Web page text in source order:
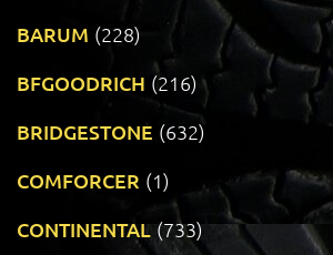
BARUM (228)
BFGOODRICH (216)
BRIDGESTONE (632)
COMFORCER (1)
CONTINENTAL (733)